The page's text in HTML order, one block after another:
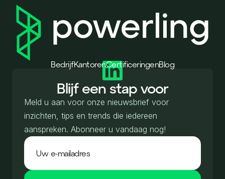
BedrijfKantorenCertificeringenBlog
Blijf een stap voor
Meld u aan voor onze nieuwsbrief voor
inzichten, tips en trends die iedereen
aanspreken. Abonneer u vandaag nog!